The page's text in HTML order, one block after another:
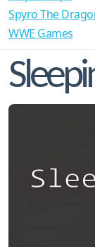
Spyro The
WWE Games